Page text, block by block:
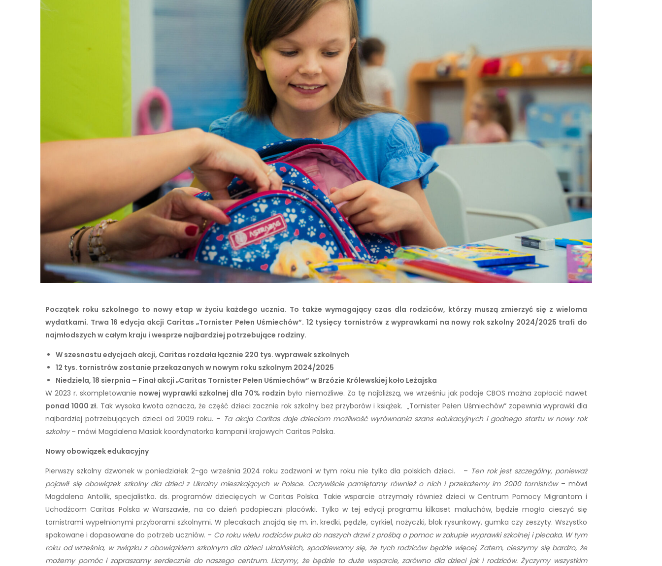
Początek roku szkolnego to nowy etap w życiu każdego ucznia. To także wymagający czas dla rodziców, którzy muszą zmierzyć się z wieloma
wydatkami. Trwa 16 edycja akcji Caritas „Tornister Pełen Uśmiechów”. 12 tysięcy tornistrów z wyprawkami na nowy rok szkolny 2024/2025 trafi do
najmłodszych w całym kraju i wesprze najbardziej potrzebujące rodziny.
W szesnastu edycjach akcji, Caritas rozdała łącznie 220 tys. wyprawek szkolnych
12 tys. tornistrów zostanie przekazanych w nowym roku szkolnym 2024/2025
Niedziela, 18 sierpnia – Finał akcji „Caritas Tornister Pełen Uśmiechów” w Brzózie Królewskiej koło Leżajska
W 2023 r. skompletowanie nowej wyprawki szkolnej dla 70% rodzin było niemożliwe. Za tę najbliższą, we wrześniu jak podaje CBOS można zapłacić nawet
ponad 1000 zł. Tak wysoka kwota oznacza, że część dzieci zacznie rok szkolny bez przyborów i książek. „Tornister Pełen Uśmiechów” zapewnia wyprawki dla
najbardziej potrzebujących dzieci od 2009 roku. – Ta akcja Caritas daje dzieciom możliwość wyrównania szans edukacyjnych i godnego startu w nowy rok
szkolny– mówi Magdalena Masiak koordynatorka kampanii krajowych Caritas Polska.
Nowy obowiązek edukacyjny
Pierwszy szkolny dzwonek w poniedziałek 2-go września 2024 roku zadzwoni w tym roku nie tylko dla polskich dzieci. – Ten rok jest szczególny, ponieważ
pojawił się obowiązek szkolny dla dzieci z Ukrainy mieszkających w Polsce. Oczywiście pamiętamy również o nich i przekażemy im 2000 tornistrów– mówi
Magdalena Antolik, specjalistka. ds. programów dziecięcych w Caritas Polska. Takie wsparcie otrzymały również dzieci w Centrum Pomocy Migrantom i
Uchodźcom Caritas Polska w Warszawie, na co dzień podopieczni placówki. Tylko w tej edycji programu kilkaset maluchów, będzie mogło cieszyć się
tornistrami wypełnionymi przyborami szkolnymi. W plecakach znajdą się m. in. kredki, pędzle, cyrkiel, nożyczki, blok rysunkowy, gumka czy zeszyty. Wszystko
spakowane i dopasowane do potrzeb uczniów. – Co roku wielu rodziców puka do naszych drzwi z prośbą o pomoc w zakupie wyprawki szkolnej i plecaka. W tym
roku od września, w związku z obowiązkiem szkolnym dla dzieci ukraińskich, spodziewamy się, że tych rodziców będzie więcej. Zatem, cieszymy się bardzo, że
możemy pomóc i zapraszamy serdecznie do naszego centrum. Liczymy, że będzie to duże wsparcie, zarówno dla dzieci jak i rodziców. Życzymy wszystkim